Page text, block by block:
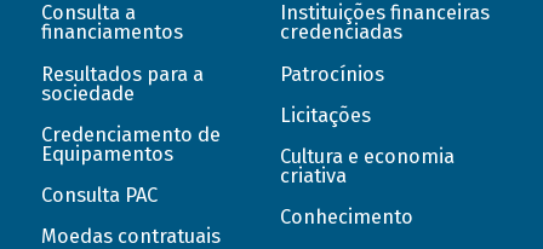
Consulta a
financiamentos
Resultados para a
sociedade
Credenciamento de
Equipamentos
Consulta PAC
Moedas contratuais
Instituições financeiras
credenciadas
Patrocínios
Licitações
Cultura e economia
criativa
Conhecimento